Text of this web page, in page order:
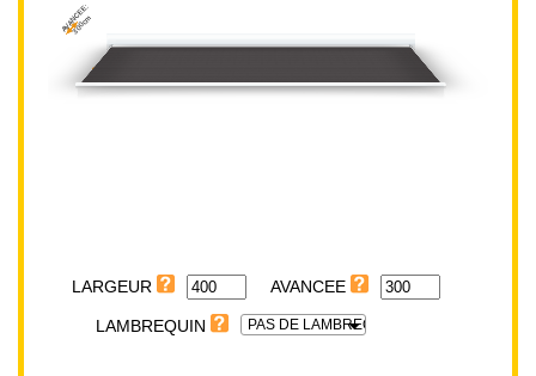
AVANCEE:
300cm
LARGEUR
LAMBREQUIN PAS DE LAMBREQUIN